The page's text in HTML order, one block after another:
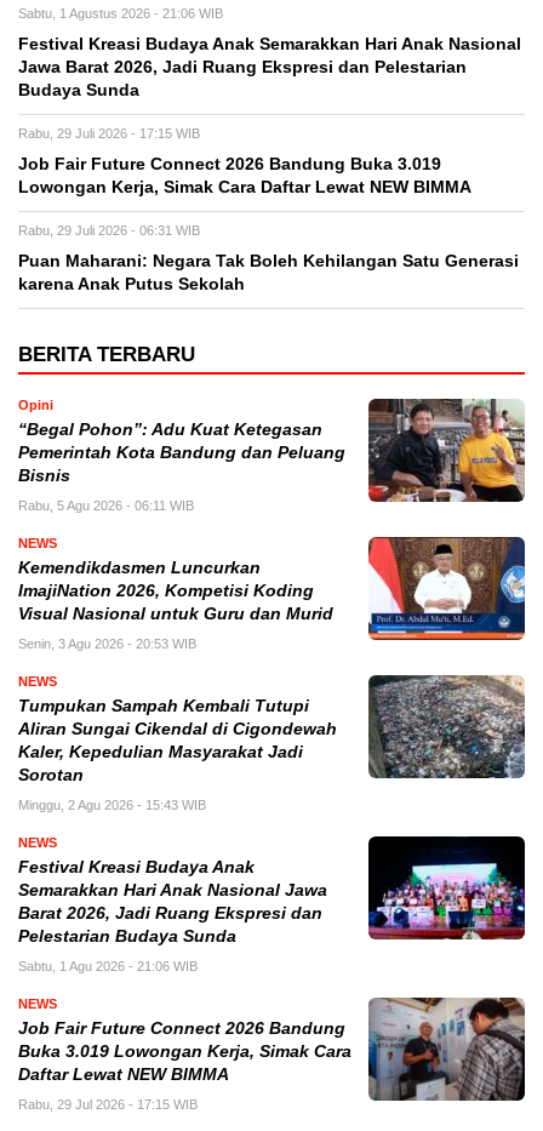
Sabtu, 1 Agustus 2026 - 21:06 WIB
Festival Kreasi Budaya Anak Semarakkan Hari Anak Nasional
Jawa Barat 2026, Jadi Ruang Ekspresi dan Pelestarian
Budaya Sunda
Rabu, 29 Juli 2026 - 17:15 WIB
Job Fair Future Connect 2026 Bandung Buka 3.019
Lowongan Kerja, Simak Cara Daftar Lewat NEW BIMMA
Rabu, 29 Juli 2026 - 06:31 WIB
Puan Maharani: Negara Tak Boleh Kehilangan Satu Generasi
karena Anak Putus Sekolah
BERITA TERBARU
Opini
“Begal Pohon”: Adu Kuat Ketegasan
Pemerintah Kota Bandung dan Peluang
Bisnis
Rabu, 5 Agu 2026 - 06:11 WIB
NEWS
Kemendikdasmen Luncurkan
ImajiNation 2026, Kompetisi Koding
Visual Nasional untuk Guru dan Murid
Senin, 3 Agu 2026 - 20:53 WIB
NEWS
Tumpukan Sampah Kembali Tutupi
Aliran Sungai Cikendal di Cigondewah
Kaler, Kepedulian Masyarakat Jadi
Sorotan
Minggu, 2 Agu 2026 - 15:43 WIB
NEWS
Festival Kreasi Budaya Anak
Semarakkan Hari Anak Nasional Jawa
Barat 2026, Jadi Ruang Ekspresi dan
Pelestarian Budaya Sunda
Sabtu, 1 Agu 2026 - 21:06 WIB
NEWS
Job Fair Future Connect 2026 Bandung
Buka 3.019 Lowongan Kerja, Simak Cara
Daftar Lewat NEW BIMMA
Rabu, 29 Jul 2026 - 17:15 WIB